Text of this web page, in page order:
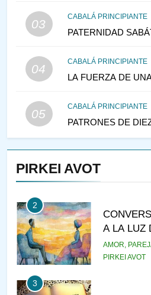
03
CABALÁ PRINCIPIANTE
PATERNIDAD
04
CABALÁ PRINCIPIANTE
LA FUERZA DE
05
CABALÁ PRINCIPIANTE
PATRONES DE
PIRKEI AVOT
VEAMOS
1
RAZI
2
A LA LUZ
AMOR,
PIRKEI AVOT
3